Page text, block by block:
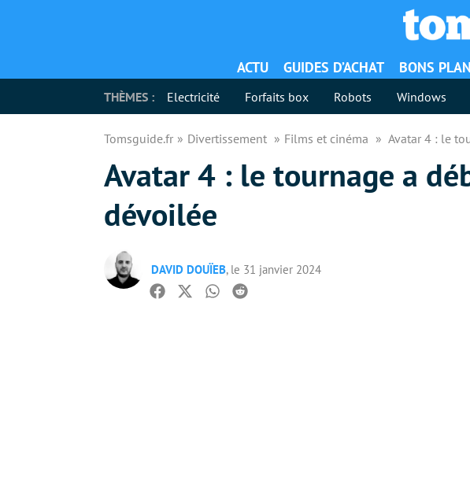
ACTU GUIDES D’ACHAT BONS
THÈMES : Electricité Forfaits box Robots Windows
Tomsguide.fr Divertissement Films et cinéma Avatar 4 : le
Avatar 4 : le tournage a
dévoilée
DAVID DOUÏEB, le 31 janvier 2024
Facebook
TwitterWhatsapp
Reddit